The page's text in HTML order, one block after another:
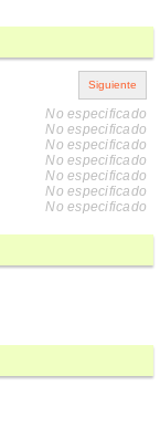
No especificado
No especificado
No especificado
No especificado
No especificado
No especificado
No especificado